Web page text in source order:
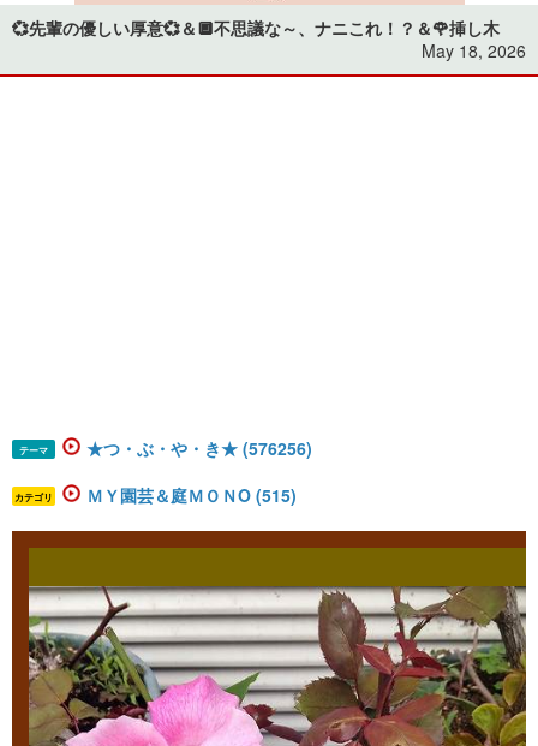
💞先輩の優しい厚意💞＆🔲不思議な～、ナニこれ！？＆🌹挿し木
May 18, 2026
テーマ ★つ・ぶ・や・き★ (576256)
カテゴリ ＭＹ園芸＆庭ＭＯＮO (515)